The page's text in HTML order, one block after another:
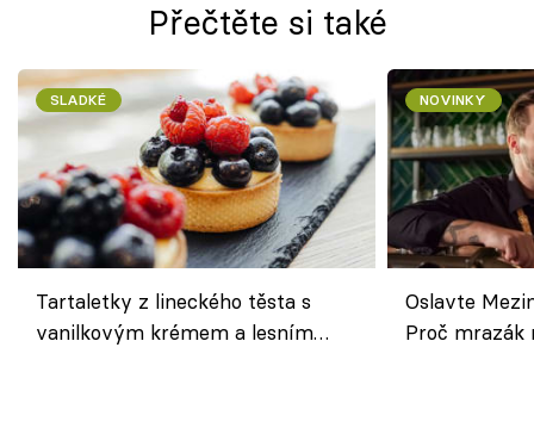
Přečtěte si také
SLADKÉ
Tartaletky z lineckého těsta s
vanilkovým krémem a lesním
NOVINKY
Oslavte
Proč